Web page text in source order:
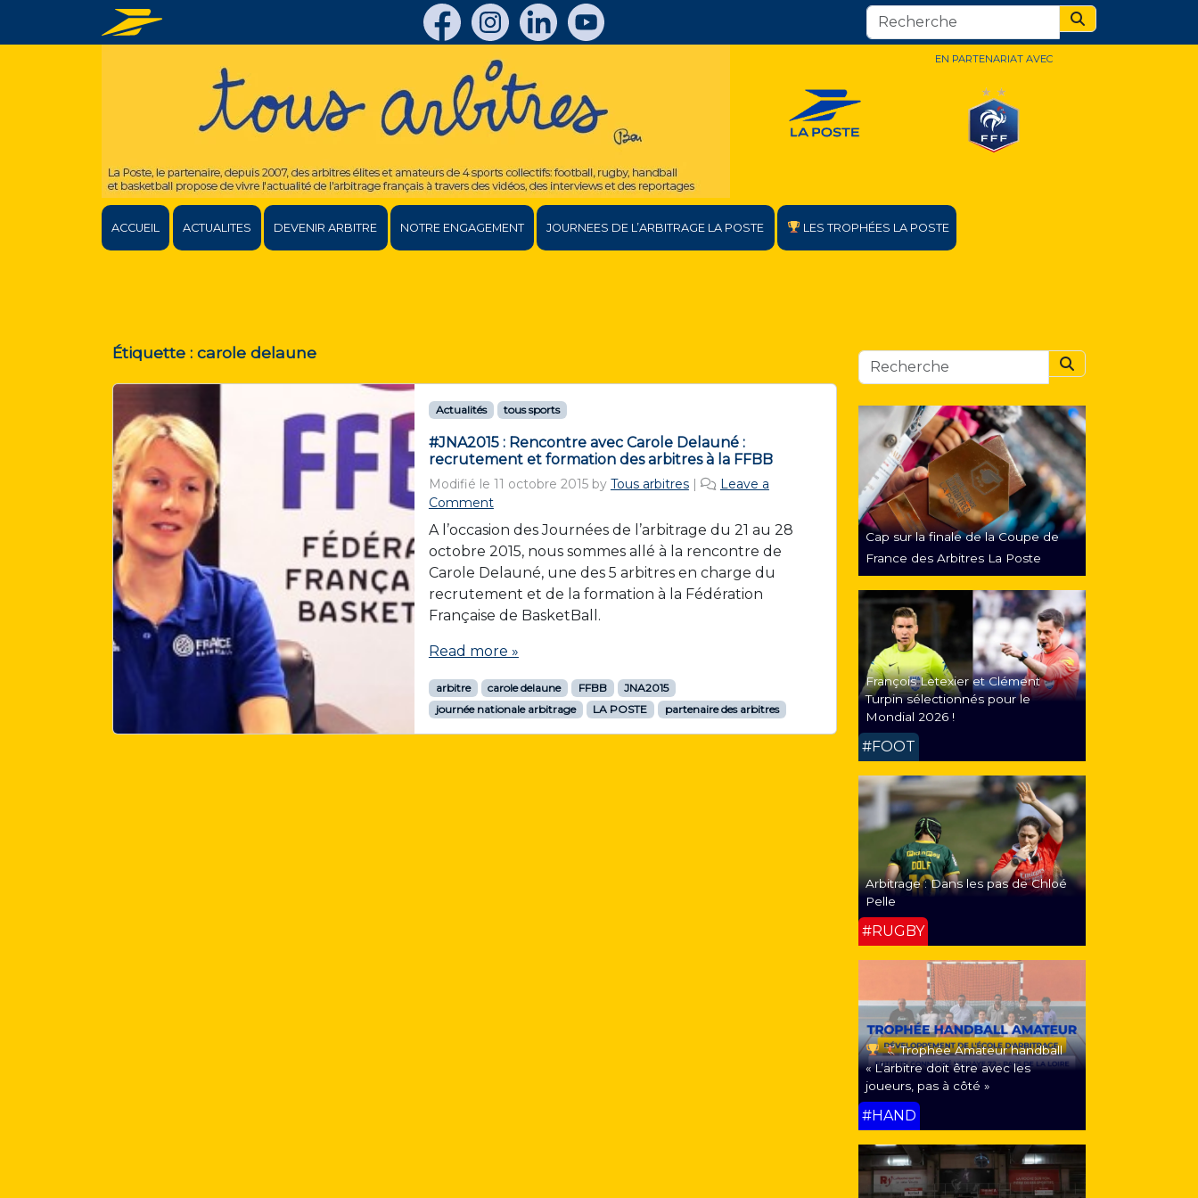
Search
EN PARTENARIAT AVEC
ACCUEIL ACTUALITES DEVENIR ARBITRE NOTRE ENGAGEMENT JOURNEES DE L’ARBITRAGE LA POSTE LES TROPHÉES LA POSTE
Étiquette : carole delaune
Actualités tous sports
#JNA2015 : Rencontre avec Carole Delauné :
recrutement et formation des arbitres à la FFBB
Modifié le 11 octobre 2015by Tous arbitres |
Leave a
Comment
A l’occasion des Journées de l’arbitrage du 21 au 28
octobre 2015, nous sommes allé à la rencontre de
Carole Delauné, une des 5 arbitres en charge du
recrutement et de la formation à la Fédération
Française de BasketBall.
Read more »
arbitre carole delaune FFBB
JNA2015
journée nationale arbitrage
LA POSTE partenaire des arbitres
Search
Cap sur la finale de la Coupe de
France des Arbitres La Poste
François Letexier et Clément
Turpin sélectionnés pour le
Mondial 2026 !
#FOOT
Arbitrage : Dans les pas de Chloé
Pelle
#RUGBY
Trophée Amateur handball
« L’arbitre doit être avec les
joueurs, pas à côté »
#HAND